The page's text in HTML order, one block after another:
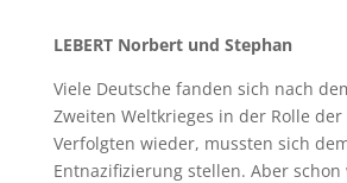
LEBERT Norbert und Stephan
Viele Deutsche fanden sich nach
Zweiten Weltkrieges in der Rolle
Verfolgten wieder, mussten sich
Entnazifizierung stellen. Aber schon